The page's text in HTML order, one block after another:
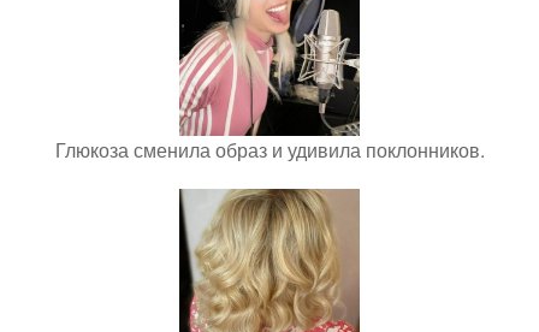
Глюкоза сменила образ и удивила поклонников.